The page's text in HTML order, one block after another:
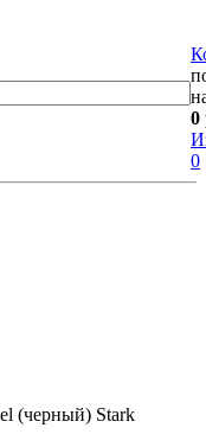
0
0
(черный) Stark